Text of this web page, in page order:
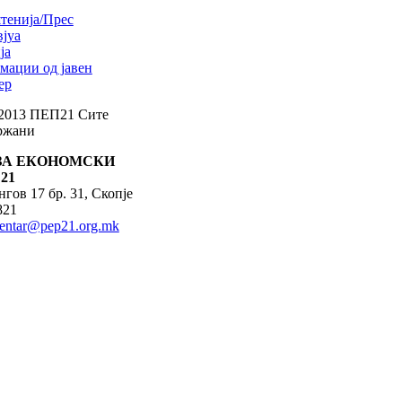
Прес
од јавен
ПЕП21 Сите
ЕКОНОМСКИ
17 бр. 31, Скопје